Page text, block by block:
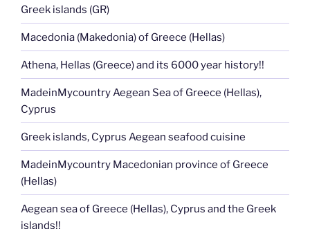
Greek islands (GR)
Macedonia (Makedonia) of Greece (Hellas)
Athena, Hellas (Greece) and its 6000 year history!!
MadeinMycountry Aegean Sea of Greece (Hellas),
Cyprus
Greek islands, Cyprus Aegean seafood cuisine
MadeinMycountry Macedonian province of Greece
(Hellas)
Aegean sea of Greece (Hellas), Cyprus and the Greek
islands!!